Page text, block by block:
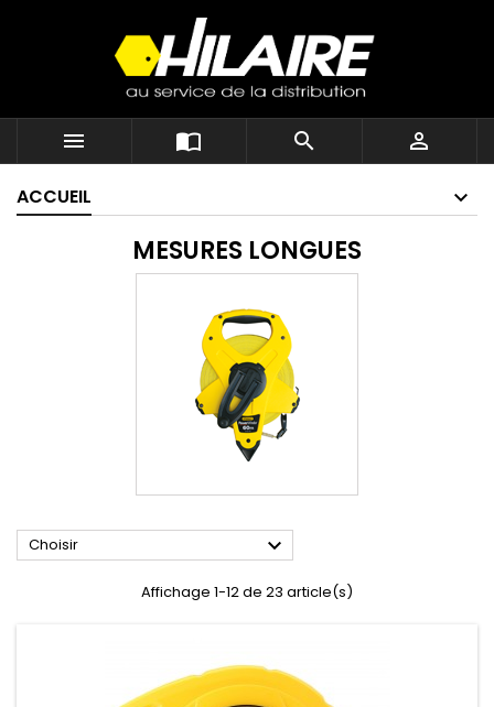
   
ACCUEIL
MESURES LONGUES
Choisir 
Affichage 1-12 de 23 article(s)